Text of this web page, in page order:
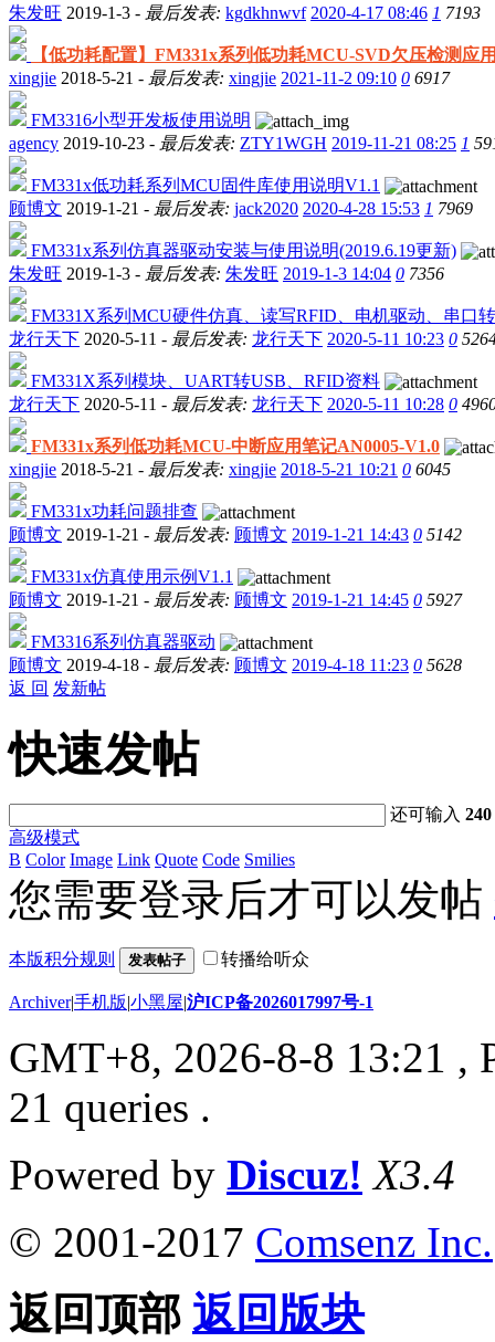
朱发旺 2019-1-3 - 最后发表: kgdkhnwvf 2020-4-17 08:46 1 7193
【低功耗配置】FM331x系列低功耗MCU-SVD欠压检测应
xingjie 2018-5-21 - 最后发表: xingjie 2021-11-2 09:10 0 6917
FM3316小型开发板使用说明
agency 2019-10-23 - 最后发表: ZTY1WGH 2019-11-21 08:25 1
FM331x低功耗系列MCU固件库使用说明V1.1
顾博文 2019-1-21 - 最后发表: jack2020 2020-4-28 15:53 1 7969
FM331x系列仿真器驱动安装与使用说明(2019.6.19更新)
朱发旺 2019-1-3 - 最后发表: 朱发旺 2019-1-3 14:04 0 7356
FM331X系列MCU硬件仿真、读写RFID、电机驱动、串口
龙行天下 2020-5-11 - 最后发表: 龙行天下 2020-5-11 10:23 0
FM331X系列模块、UART转USB、RFID资料
龙行天下 2020-5-11 - 最后发表: 龙行天下 2020-5-11 10:28 0
FM331x系列低功耗MCU-中断应用笔记AN0005-V1.0
xingjie 2018-5-21 - 最后发表: xingjie 2018-5-21 10:21 0 6045
FM331x功耗问题排查
顾博文 2019-1-21 - 最后发表: 顾博文 2019-1-21 14:43 0 5142
FM331x仿真使用示例V1.1
顾博文 2019-1-21 - 最后发表: 顾博文 2019-1-21 14:45 0 5927
FM3316系列仿真器驱动
顾博文 2019-4-18 - 最后发表: 顾博文 2019-4-18 11:23 0 5628
返 回 发新帖
快速发帖
还可输入240
高级模式
B Color Image Link Quote Code Smilies
您需要登录后才可以发帖
本版积分规则 发表帖子 转播给听众
Archiver|手机版|小黑屋|沪ICP备2026017997号-1
GMT+8, 2026-8-8 13:21 ,
21 queries .
Powered by Discuz! X3.4
© 2001-2017 Comsenz Inc.
返回顶部 返回版块